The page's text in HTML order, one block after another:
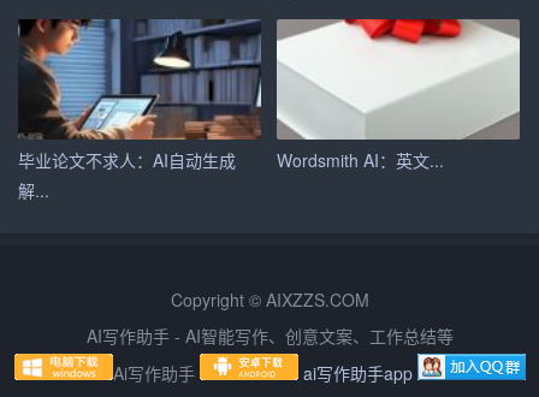
3. 辅助教育写作教学
在教育领域，百度AI写作助手可以作为教学辅助工具，帮
助学生提高写作能力。教师可以利用助手提供的数据分析
功能，了解学生的写作水平，有针对性地进行教学指导。
总之，百度AI写作助手凭借其强大的功能和便捷的操作，
在在的好处。随着人工智能技术的不断发展，我们有理由
相信，百度AI写作助手将在未来发挥更大的作用，助力我
国写作事业的发展。
毕业论文不求人：AI自动生成
解...
Wordsmith AI：英文...
Copyright © AIXZZS.COM
AI写作助手 - AI智能写作、创意文案、工作总结等
Ai写作助手
ai写作助手app